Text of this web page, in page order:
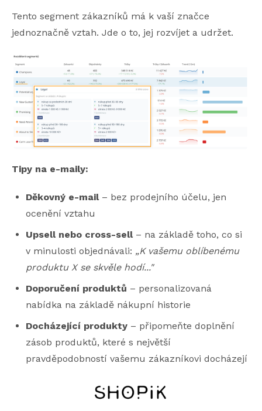
Tento segment zákazníků má k vaší značce
jednoznačně vztah. Jde o to, jej rozvíjet a udržet.
Tipy na e-maily:
Děkovný e-mail– bez prodejního účelu, jen
ocenění vztahu
Upsell nebo cross-sell– na základě toho, co si
v minulosti objednávali: „K vašemu oblíbenému
produktu X se skvěle hodí..."
Doporučení produktů – personalizovaná
nabídka na základě nákupní historie
Docházející produkty – připomeňte doplnění
zásob produktů, které s největší
pravděpodobností vašemu zákazníkovi docházejí